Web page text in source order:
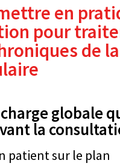
en
pour
de la
globale
la
patient sur le plan